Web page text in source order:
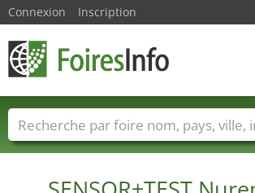
Connexion Inscription
Foire noms Pays Villes